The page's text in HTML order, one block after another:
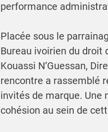
performance
Placée sous le
Bureau ivoirien du droit
Kouassi N’Guessan,
rencontre a rassemblé
invités de marque.
cohésion au sein de